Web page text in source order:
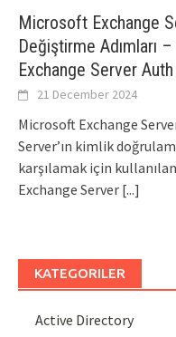
Microsoft Exchange
Değiştirme Adımları
Exchange Server
21 December 2024
Microsoft Exchange
Server’ın kimlik
karşılamak için
Exchange Server [...]
KATEGORILER
Active Directory